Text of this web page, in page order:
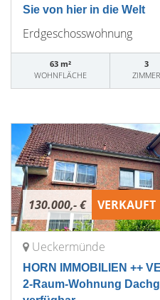
Sie von hier in die Welt
Erdgeschosswohnung
63 m²
WOHNFLÄCHE
3
ZIMMER
130.000,- € VERKAUFT
Ueckermünde
HORN IMMOBILIEN ++
2-Raum-Wohnung